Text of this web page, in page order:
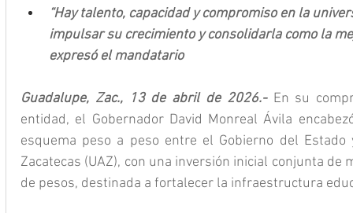
“Hay talento, capacidad y compromiso en la
impulsar su crecimiento y consolidarla como la
expresó el mandatario
Guadalupe, Zac., 13 de abril de 2026.- En su
entidad, el Gobernador David Monreal Ávila
esquema peso a peso entre el Gobierno del
Zacatecas (UAZ), con una inversión inicial conjunta
de pesos, destinada a fortalecer la infraestructura